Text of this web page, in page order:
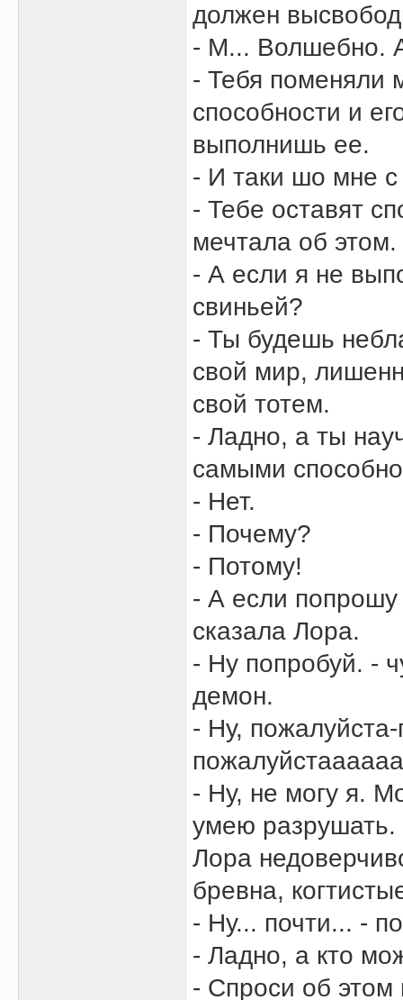
должен
- М... Волшебно.
- Тебя поменяли
способности и
выполнишь ее.
- И таки шо мне с
- Тебе оставят
мечтала об этом.
- А если я не
свиньей?
- Ты будешь
свой мир,
свой тотем.
- Ладно, а ты
самыми
- Нет.
- Почему?
- Потому!
- А если
сказала Лора.
- Ну попробуй. -
демон.
- Ну,
- Ну, не могу я.
умею разрушать.
Лора
бревна,
- Ну... почти... -
- Ладно, а кто
- Спроси об